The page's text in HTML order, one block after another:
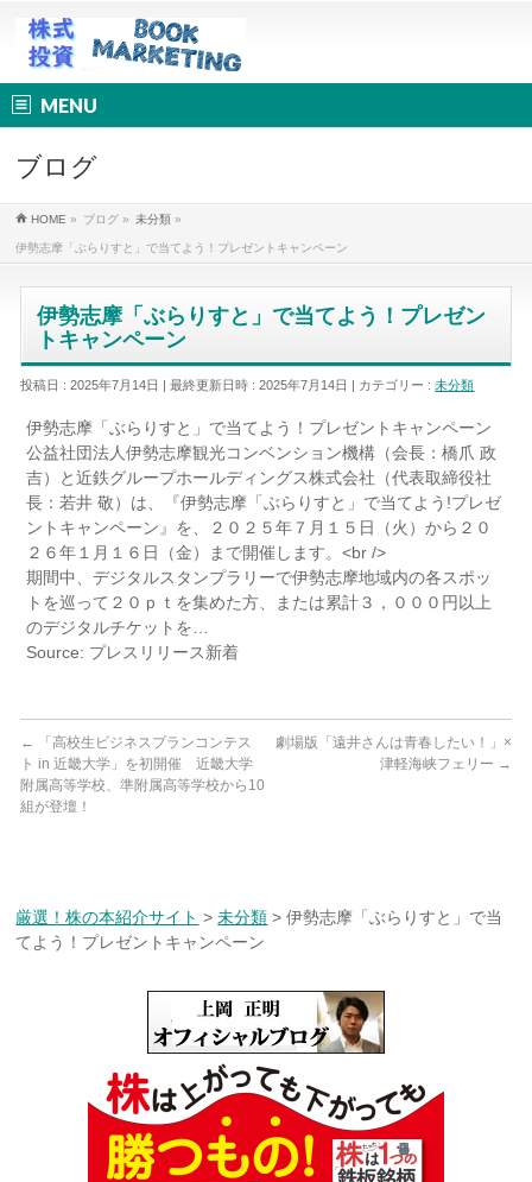
MENU
ブログ
HOME » ブログ » 未分類 »
伊勢志摩「ぶらりすと」で当てよう！プレゼントキャンペーン
伊勢志摩「ぶらりすと」で当てよう！プレゼン
トキャンペーン
投稿日 : 2025年7月14日 最終更新日時 : 2025年7月14日 カテゴリー :未分類
伊勢志摩「ぶらりすと」で当てよう！プレゼントキャンペーン
公益社団法人伊勢志摩観光コンベンション機構（会長：橋爪 政
吉）と近鉄グループホールディングス株式会社（代表取締役社
長：若井 敬）は、『伊勢志摩「ぶらりすと」で当てよう!プレゼ
ントキャンペーン』を、２０２５年７月１５日（火）から２０
２６年１月１６日（金）まで開催します。<br />
期間中、デジタルスタンプラリーで伊勢志摩地域内の各スポッ
トを巡って２０ｐｔを集めた方、または累計３，０００円以上
のデジタルチケットを…
Source: プレスリリース新着
←
「高校生ビジネスプランコンテス
ト in 近畿大学」を初開催 近畿大学
附属高等学校、準附属高等学校から10
組が登壇！
劇場版「遠井さんは青春したい！」×
津軽海峡フェリー →
厳選！株の本紹介サイト >未分類 >伊勢志摩「ぶらりすと」で当
てよう！プレゼントキャンペーン